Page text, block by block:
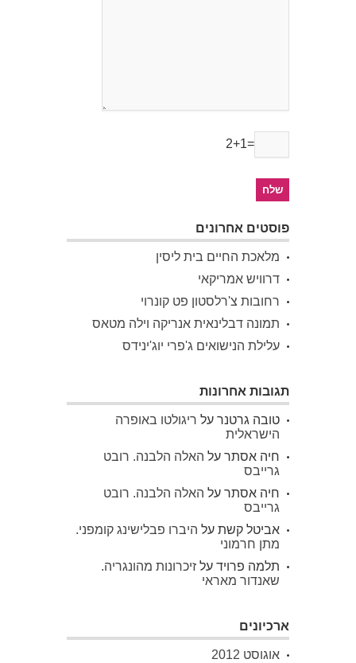
2+1=
פוסטים אחרונים
מלאכת החיים בית ליסין
דרוויש אמריקאי
רחובות צ'רלסטון פט קונרוי
תמונה דבלינאית אנריקה וילה מטאס
עלילת הנישואים ג'פרי יוג'ינידס
תגובות אחרונות
טובה גרטנר על ריגולטו באופרה
הישראלית
חיה אסתר על האלה הלבנה. רובט
גרייבס
חיה אסתר על האלה הלבנה. רובט
גרייבס
אביטל קשת על היברו פבלישינג קומפני.
מתן חרמוני
תלמה פרויד על זיכרונות מהונגריה.
שאנדור מאראי
ארכיונים
אוגוסט 2012